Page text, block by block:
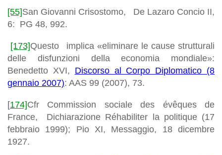
[55]San Giovanni Crisostomo, De Lazaro Concio II,
6: PG 48, 992.
[173]Questo implica «eliminare le cause strutturali
delle disfunzioni della economia mondiale»:
Benedetto XVI, Discorso al Corpo Diplomatico (8
gennaio 2007): AAS 99 (2007), 73.
[174]Cfr Commission sociale des évêques de
France, Dichiarazione Réhabiliter la politique(17
febbraio 1999); Pio XI, Messaggio, 18 dicembre
1927.